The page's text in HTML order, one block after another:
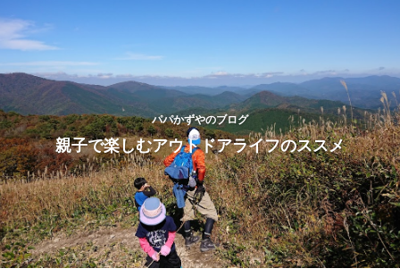
パパかずやのブログ
親子で楽しむアウトドアライフのススメ